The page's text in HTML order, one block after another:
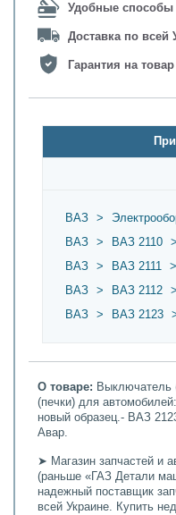
Удобные способы
Доставка по всей
Гарантия на товар
ВАЗ >
ВАЗ
> ВАЗ 2110 >
ВАЗ
> ВАЗ 2111 >
ВАЗ
> ВАЗ 2112 >
ВАЗ
> ВАЗ 2123
О товаре: Выключатель
(печки) для
новый образец.- ВАЗ
Авар.
➤ Магазин запчастей и
(раньше «ГАЗ Детали
надежный поставщик
всей Украине. Купить